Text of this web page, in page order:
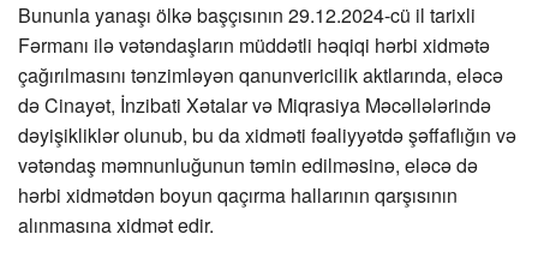
Bununla yanaşı ölkə başçısının 29.12.2024-cü il tarixli
Fərmanı ilə vətəndaşların müddətli həqiqi hərbi xidmətə
çağırılmasını tənzimləyən qanunvericilik aktlarında, eləcə
də Cinayət, İnzibati Xətalar və Miqrasiya Məcəllələrində
dəyişikliklər olunub, bu da xidməti fəaliyyətdə şəffaflığın və
vətəndaş məmnunluğunun təmin edilməsinə, eləcə də
hərbi xidmətdən boyun qaçırma hallarının qarşısının
alınmasına xidmət edir.